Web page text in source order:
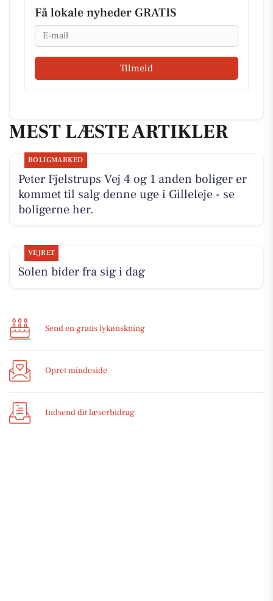
Få lokale nyheder GRATIS
Email
Tilmeld
MEST LÆSTE ARTIKLER
BOLIGMARKED
Peter Fjelstrups Vej 4 og 1 anden boliger er
kommet til salg denne uge i Gilleleje - se
boligerne her.
VEJRET
Solen bider fra sig i dag
Send en gratis lykønskning
Opret mindeside
Indsend dit læserbidrag